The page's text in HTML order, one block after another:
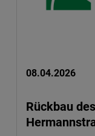
08.04.2026
Rückbau